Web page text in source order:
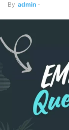
By admin -